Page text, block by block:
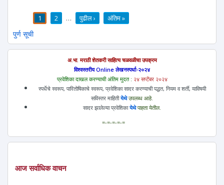
1 2 … पुढील › अंतिम »
पुर्ण सूची
अ.भा. मराठी शेतकरी साहित्य चळवळीचा उपक्रम
विश्वस्तरीय Online लेखनस्पर्धा-२०२४
प्रवेशिका दाखल करण्याची अंतिम मुदत : २४ सप्टेंबर २०२४
स्पर्धेचे स्वरूप, पारितोषिकाचे स्वरूप, प्रवेशिका सादर करण्याची पद्धत, नियम व शर्ती, याविषयी
सविस्तर माहितीयेथेउपलब्ध आहे.
सादर झालेल्या प्रवेशिकायेथेपाहता येतील.
=-=-=-=-=
आज सर्वाधिक वाचन